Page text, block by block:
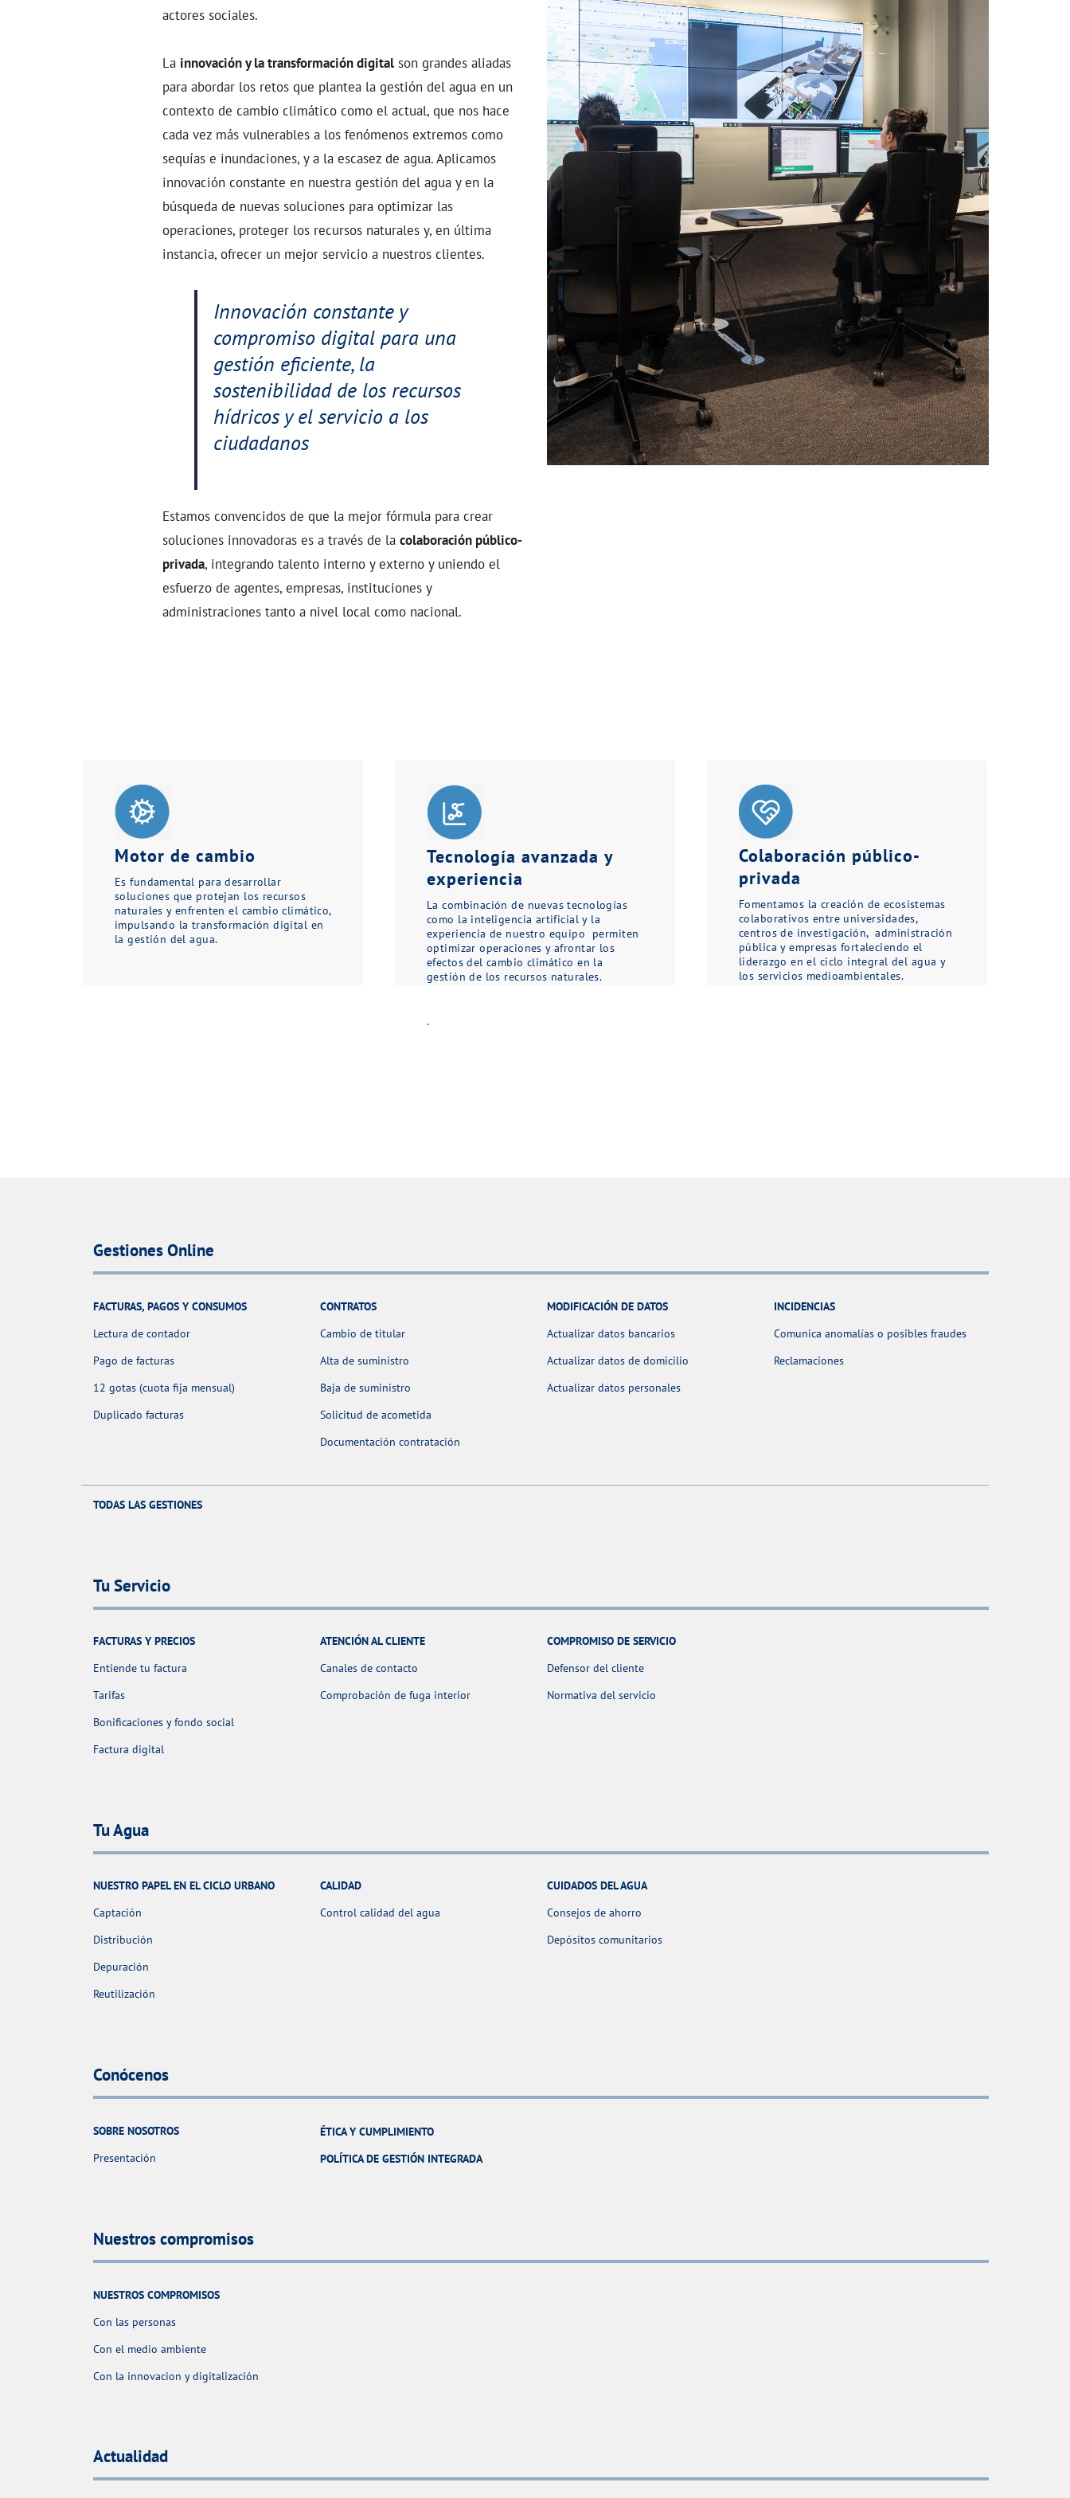
actores sociales.
La innovación y la transformación digital son grandes aliadas
para abordar los retos que plantea la gestión del agua en un
contexto de cambio climático como el actual, que nos hace
cada vez más vulnerables a los fenómenos extremos como
sequías e inundaciones, y a la escasez de agua. Aplicamos
innovación constante en nuestra gestión del agua y en la
búsqueda de nuevas soluciones para optimizar las
operaciones, proteger los recursos naturales y, en última
instancia, ofrecer un mejor servicio a nuestros clientes.
Innovación constante y
compromiso digital para una
gestión eficiente, la
sostenibilidad de los recursos
hídricos y el servicio a los
ciudadanos
Estamos convencidos de que la mejor fórmula para crear
soluciones innovadoras es a través de la colaboración público-
privada, integrando talento interno y externo y uniendo el
esfuerzo de agentes, empresas, instituciones y
administraciones tanto a nivel local como nacional.
Motor de cambio
Es fundamental para desarrollar
soluciones que protejan los recursos
naturales y enfrenten el cambio climático,
impulsando la transformación digital en
la gestión del agua.
Tecnología avanzada y
experiencia
La combinación de nuevas tecnologías
como la inteligencia artificial y la
experiencia de nuestro equipo permiten
optimizar operaciones y afrontar los
efectos del cambio climático en la
gestión de los recursos naturales.
.
Colaboración público-
privada
Fomentamos la creación de ecosistemas
colaborativos entre universidades,
centros de investigación, administración
pública y empresas fortaleciendo el
liderazgo en el ciclo integral del agua y
los servicios medioambientales.
Gestiones Online
FACTURAS, PAGOS Y CONSUMOS
Lectura de contador
Pago de facturas
12 gotas (cuota fija mensual)
Duplicado facturas
CONTRATOS
Cambio de titular
Alta de suministro
Baja de suministro
Solicitud de acometida
Documentación contratación
MODIFICACIÓN DE DATOS
Actualizar datos bancarios
Actualizar datos de domicilio
Actualizar datos personales
INCIDENCIAS
Comunica anomalías o posibles fraudes
Reclamaciones
TODAS LAS GESTIONES
Tu Servicio
FACTURAS Y PRECIOS
Entiende tu factura
Tarifas
Bonificaciones y fondo social
Factura digital
ATENCIÓN AL CLIENTE
Canales de contacto
Comprobación de fuga interior
COMPROMISO DE SERVICIO
Defensor del cliente
Normativa del servicio
Tu Agua
NUESTRO PAPEL EN EL CICLO URBANO
Captación
Distribución
Depuración
Reutilización
CALIDAD
Control calidad del agua
CUIDADOS DEL AGUA
Consejos de ahorro
Depósitos comunitarios
Conócenos
SOBRE NOSOTROS
Presentación
ÉTICA Y CUMPLIMIENTO
POLÍTICA DE GESTIÓN INTEGRADA
Nuestros compromisos
NUESTROS COMPROMISOS
Con las personas
Con el medio ambiente
Con la innovacion y digitalización
Actualidad